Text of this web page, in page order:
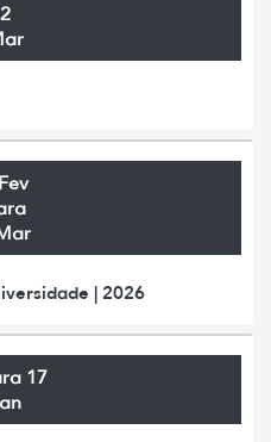
2
| 2026
17